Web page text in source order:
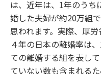
は、近年は、1年のうち
婚した夫婦が約20万組
思われます。実際、厚
４年の日本の離婚率は
ての離婚する組を表し
ていない数も含まれる